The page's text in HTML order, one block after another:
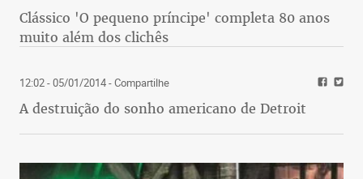
Clássico 'O pequeno príncipe' completa 80 anos
muito além dos clichês
12:02 - 05/01/2014- Compartilhe
A destruição do sonho americano de Detroit